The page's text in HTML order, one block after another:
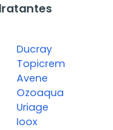
Ducray
Topicrem
Avene
Ozoaqua
Uriage
Ioox